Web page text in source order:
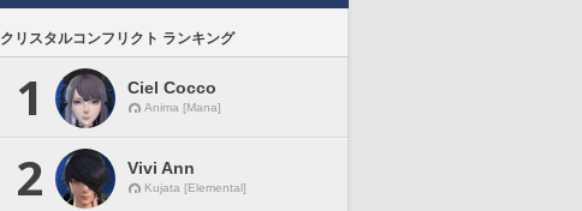
クリスタルコンフリクト ランキング
1 Ciel Cocco
Anima [Mana]
2 Vivi Ann
Kujata [Elemental]